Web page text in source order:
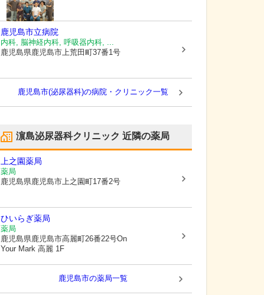
鹿児島市立病院
内科, 脳神経内科, 呼吸器内科, ...
鹿児島県鹿児島市上荒田町37番1号
鹿児島市(泌尿器科)の病院・クリニック一覧
濵島泌尿器科クリニック 近隣の薬局
上之園薬局
薬局
鹿児島県鹿児島市上之園町17番2号
ひいらぎ薬局
薬局
鹿児島県鹿児島市高麗町26番22号On
Your Mark 高麗 1F
鹿児島市の薬局一覧